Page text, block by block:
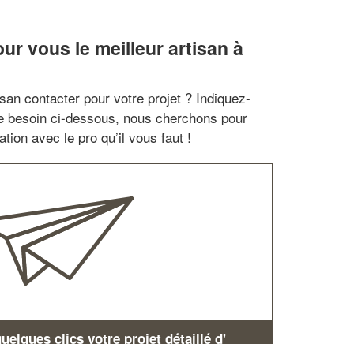
vous le meilleur artisan à
contacter pour votre projet ? Indiquez-
besoin ci-dessous, nous cherchons pour
avec le pro qu’il vous faut !
clics votre projet détaillé d'